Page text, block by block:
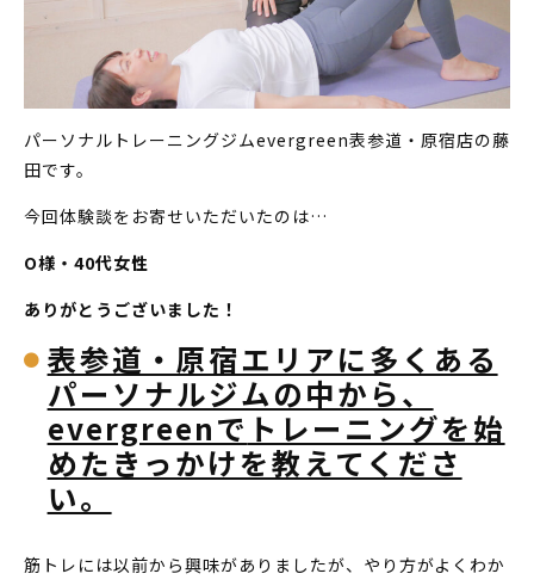
パーソナルトレーニングジムevergreen表参道・原宿店の藤
田です。
今回体験談をお寄せいただいたのは…
O様・40代女性
ありがとうございました！
表参道・原宿エリアに多くある
パーソナルジムの中から、
evergreenで トレーニングを始
めたきっかけを教えてくださ
い。
筋トレには以前から興味がありましたが、やり方がよくわか